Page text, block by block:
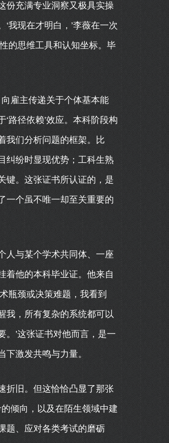
份充满专业洞察又极具实操
我现在才明白，’李薇在一次
的思维工具和认知坐标。毕
雇主传递关于个体基本能
路径依赖’效应。本科阶段构
我们分析问题的框架。比
纠纷时显现优势；工科生熟
键。这张证书所认证的，是
一个虽不唯一却至关重要的
人与某个学术共同体、一座
着他的本科毕业证。他来自
瓶颈或决策难题，我看到
我，所有复杂的系统都可以
’这张证书对他而言，是一
激发共鸣与力量。
折旧。但这恰恰凸显了那张
倾向，以及在陌生领域中建
题、应对各类考试的磨砺